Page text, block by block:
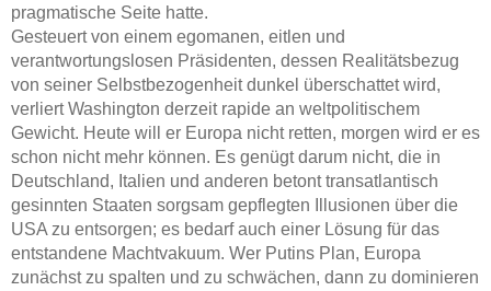
pragmatische Seite hatte.
Gesteuert von einem egomanen, eitlen und
verantwortungslosen Präsidenten, dessen Realitätsbezug
von seiner Selbstbezogenheit dunkel überschattet wird,
verliert Washington derzeit rapide an weltpolitischem
Gewicht. Heute will er Europa nicht retten, morgen wird er es
schon nicht mehr können. Es genügt darum nicht, die in
Deutschland, Italien und anderen betont transatlantisch
gesinnten Staaten sorgsam gepflegten Illusionen über die
USA zu entsorgen; es bedarf auch einer Lösung für das
entstandene Machtvakuum. Wer Putins Plan, Europa
zunächst zu spalten und zu schwächen, dann zu dominieren